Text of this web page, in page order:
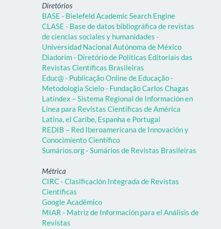
Diretórios
BASE - Bielefeld Academic Search Engine
CLASE - Base de datos bibliográfica de revistas
de ciencias sociales y humanidades -
Universidad Nacional Autónoma de México
Diadorim - Diretório de Políticas Editoriais das
Revistas Científicas Brasileiras
Educ@ - Publicação Online de Educação -
Metodologia Scielo - Fundação Carlos Chagas
Latindex – Sistema Regional de Información en
Línea para Revistas Científicas de América
Latina, el Caribe, Espanha e Portugal
REDIB – Red Iberoamericana de Innovación y
Conocimiento Científico
Sumários.org - Sumários de Revistas Brasileiras
Métrica
CIRC - Clasificación Integrada de Revistas
Científicas
Google Acadêmico
MIAR - Matriz de Información para el Análisis de
Revistas